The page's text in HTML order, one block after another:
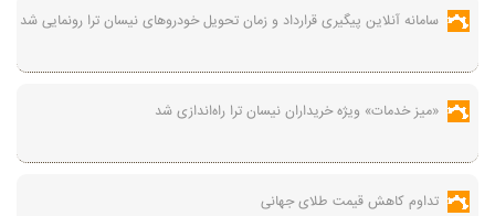
سامانه آنلاین پیگیری قرارداد‌ و زمان تحویل خودرو‌های نیسان ترا رونمایی شد
«میز خدمات» ویژه خریداران نیسان ترا راه‌اندازی شد
تداوم کاهش قیمت طلای جهانی